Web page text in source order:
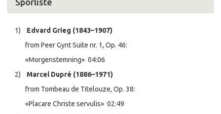
Sporliste
1) Edvard Grieg (1843–1907)
from Peer Gynt Suite nr. 1, Op. 46:
«Morgenstemning» 04:06
2) Marcel Dupré (1886–1971)
from Tombeau de Titelouze, Op. 38:
«Placare Christe servulis» 02:49